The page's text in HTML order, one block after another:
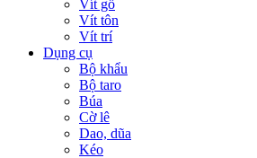
Vít gỗ
Vít tôn
Vít trí
Dụng cụ
Bộ khẩu
Bộ taro
Búa
Cờ lê
Dao, dũa
Kéo